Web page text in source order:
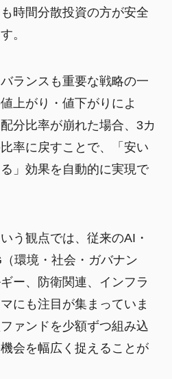
時間分散投資の方が安全
。
ランスも重要な戦略の一
上がり・値下がりによ
分比率が崩れた場合、3カ
率に戻すことで、「安い
」効果を自動的に実現で
う観点では、従来のAI・
環境・社会・ガバナン
ー、防衛関連、インフラ
にも注目が集まっていま
ァンドを少額ずつ組み込
会を幅広く捉えることが